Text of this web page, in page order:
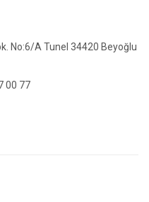
No:6/A Tunel 34420 Beyoğlu
00 77